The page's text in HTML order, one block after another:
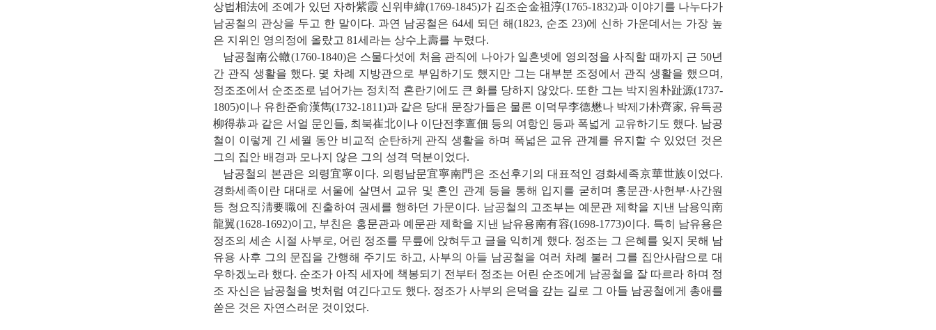
상법相法에 조예가 있던 자하紫霞 신위申緯(1769-1845)가 김조순金祖淳(1765-1832)과 이야기를 나누다가
남공철의 관상을 두고 한 말이다. 과연 남공철은 64세 되던 해(1823, 순조 23)에 신하 가운데서는 가장 높
은 지위인 영의정에 올랐고 81세라는 상수上壽를 누렸다.
남공철南公轍(1760-1840)은 스물다섯에 처음 관직에 나아가 일흔넷에 영의정을 사직할 때까지 근 50년
간 관직 생활을 했다. 몇 차례 지방관으로 부임하기도 했지만 그는 대부분 조정에서 관직 생활을 했으며,
정조조에서 순조조로 넘어가는 정치적 혼란기에도 큰 화를 당하지 않았다. 또한 그는 박지원朴趾源(1737-
1805)이나 유한준俞漢雋(1732-1811)과 같은 당대 문장가들은 물론 이덕무李德懋나 박제가朴齊家, 유득공
柳得恭과 같은 서얼 문인들, 최북崔北이나 이단전李亶佃 등의 여항인 등과 폭넓게 교유하기도 했다. 남공
철이 이렇게 긴 세월 동안 비교적 순탄하게 관직 생활을 하며 폭넓은 교유 관계를 유지할 수 있었던 것은
그의 집안 배경과 모나지 않은 그의 성격 덕분이었다.
남공철의 본관은 의령宜寧이다. 의령남문宜寧南門은 조선후기의 대표적인 경화세족京華世族이었다.
경화세족이란 대대로 서울에 살면서 교유 및 혼인 관계 등을 통해 입지를 굳히며 홍문관·사헌부·사간원
등 청요직淸要職에 진출하여 권세를 행하던 가문이다. 남공철의 고조부는 예문관 제학을 지낸 남용익南
龍翼(1628-1692)이고, 부친은 홍문관과 예문관 제학을 지낸 남유용南有容(1698-1773)이다. 특히 남유용은
정조의 세손 시절 사부로, 어린 정조를 무릎에 앉혀두고 글을 익히게 했다. 정조는 그 은혜를 잊지 못해 남
유용 사후 그의 문집을 간행해 주기도 하고, 사부의 아들 남공철을 여러 차례 불러 그를 집안사람으로 대
우하겠노라 했다. 순조가 아직 세자에 책봉되기 전부터 정조는 어린 순조에게 남공철을 잘 따르라 하며 정
조 자신은 남공철을 벗처럼 여긴다고도 했다. 정조가 사부의 은덕을 갚는 길로 그 아들 남공철에게 총애를
쏟은 것은 자연스러운 것이었다.